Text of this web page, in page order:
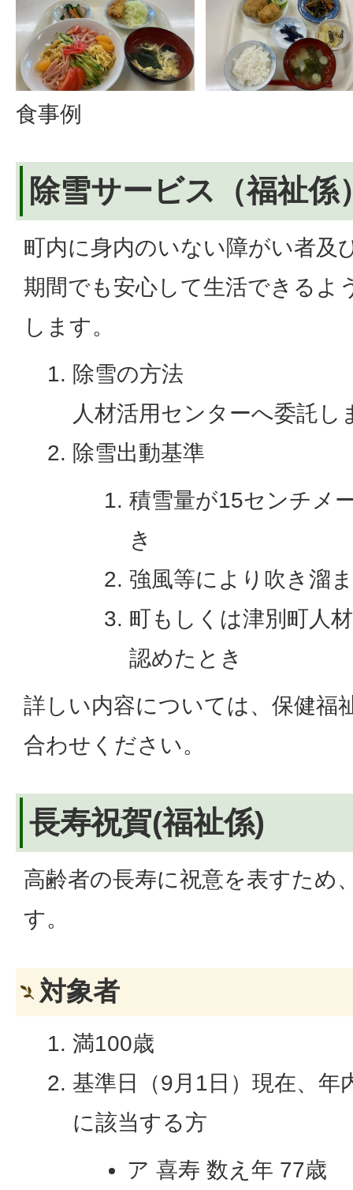
食事例
除雪サービス（福祉係
町内に身内のいない障がい者及
期間でも安心して生活できるよ
します。
除雪の方法
人材活用センターへ委託し
除雪出動基準
積雪量が15センチメ
き
強風等により吹き溜
町もしくは津別町人
認めたとき
詳しい内容については、保健福
合わせください。
長寿祝賀(福祉係)
高齢者の長寿に祝意を表すため
す。
対象者
満100歳
基準日（9月1日）現在、年
に該当する方
ア 喜寿 数え年 77歳